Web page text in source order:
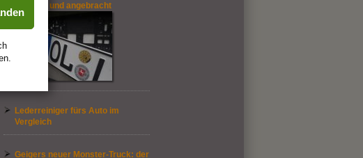
geöffnet und angebracht
Lederreiniger fürs Auto im
Vergleich
Geigers neuer Monster-Truck: der